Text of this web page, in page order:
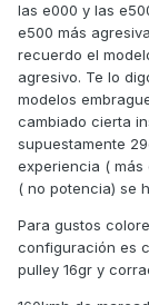
las e000 y las
e500 más
recuerdo el
agresivo. Te lo
modelos
cambiado cierta
supuestamente
experiencia ( más
( no potencia) se
Para gustos
configuración es
pulley 16gr y